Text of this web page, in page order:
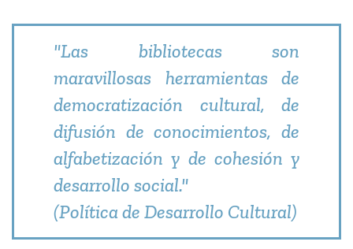
"Las bibliotecas son
maravillosas herramientas de
democratización cultural, de
difusión de conocimientos, de
alfabetización y de cohesión y
desarrollo social."
(Política de Desarrollo Cultural)